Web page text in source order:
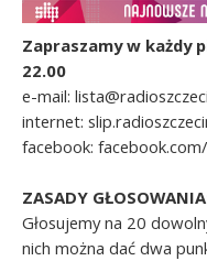
Zapraszamy w każdy
22.00
e-mail:
internet:
facebook:
ZASADY
Głosujemy na 20
nich można dać dwa